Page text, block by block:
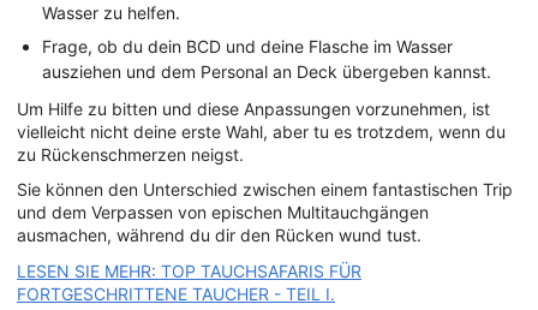
Wasser zu helfen.
Frage, ob du dein BCD und deine Flasche im Wasser
ausziehen und dem Personal an Deck übergeben kannst.
Um Hilfe zu bitten und diese Anpassungen vorzunehmen, ist
vielleicht nicht deine erste Wahl, aber tu es trotzdem, wenn du
zu Rückenschmerzen neigst.
Sie können den Unterschied zwischen einem fantastischen Trip
und dem Verpassen von epischen Multitauchgängen
ausmachen, während du dir den Rücken wund tust.
LESEN SIE MEHR: TOP TAUCHSAFARIS FÜR
FORTGESCHRITTENE TAUCHER - TEIL I.